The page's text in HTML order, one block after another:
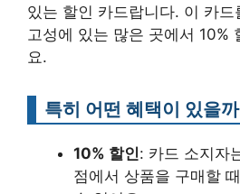
있는 할인 카드랍니다. 이 카드
고성에 있는 많은 곳에서 10%
요.
특히 어떤 혜택이 있을
10% 할인: 카드 소지자
점에서 상품을 구매할